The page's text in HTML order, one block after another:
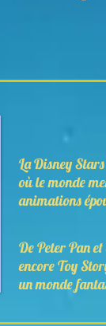
La Disney
où le monde
animations
De Peter Pan
encore Toy
un monde